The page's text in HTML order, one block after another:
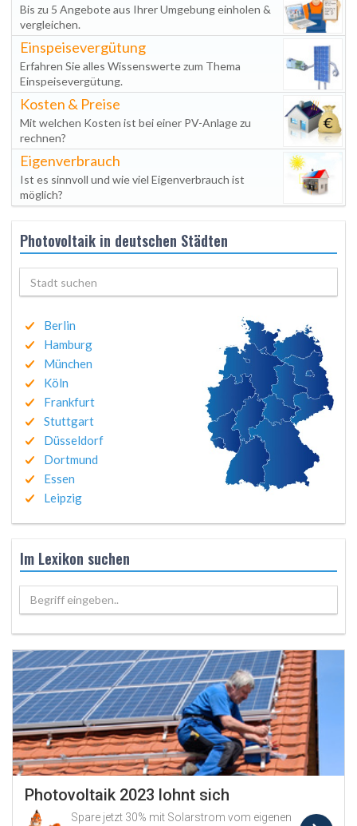
Bis zu 5 Angebote aus Ihrer Umgebung einholen &
vergleichen.
Einspeisevergütung
Erfahren Sie alles Wissenswerte zum Thema
Einspeisevergütung.
Kosten & Preise
Mit welchen Kosten ist bei einer PV-Anlage zu
rechnen?
Eigenverbrauch
Ist es sinnvoll und wie viel Eigenverbrauch ist
möglich?
Photovoltaik in deutschen Städten
Berlin
Hamburg
München
Köln
Frankfurt
Stuttgart
Düsseldorf
Dortmund
Essen
Leipzig
Im Lexikon suchen
Begriff eingeben..